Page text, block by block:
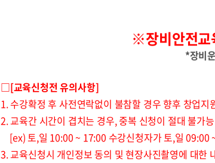
※장비안전
*장비
□[교육신청전 유의사항]
1. 수강확정 후 사전연락없이 불참할 경우 향후 창업
2. 교육간 시간이 겹치는 경우, 중복 신청이 절대 불가
[ex) 토,일 10:00 ~ 17:00 수강신청자가 토,일 09:00
3. 교육신청시 개인정보 동의 및 현장사진촬영에 대한